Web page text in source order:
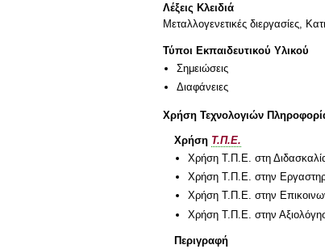
Λέξεις Κλειδιά
Μεταλλογενετικές διεργασίες,
Τύποι Εκπαιδευτικού Υλικού
Σημειώσεις
Διαφάνειες
Χρήση Τεχνολογιών
Χρήση Τ.Π.Ε.
Χρήση Τ.Π.Ε. στη
Χρήση Τ.Π.Ε. στην
Χρήση Τ.Π.Ε. στην
Χρήση Τ.Π.Ε. στην
Περιγραφή